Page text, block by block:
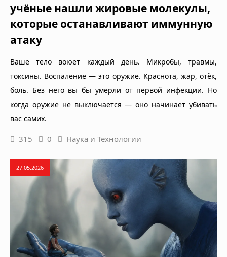
учёные нашли жировые молекулы,
которые останавливают иммунную
атаку
Ваше тело воюет каждый день. Микробы, травмы,
токсины. Воспаление — это оружие. Краснота, жар, отёк,
боль. Без него вы бы умерли от первой инфекции. Но
когда оружие не выключается — оно начинает убивать
вас самих.
315 0 Наука и Технологии
27.05.2026